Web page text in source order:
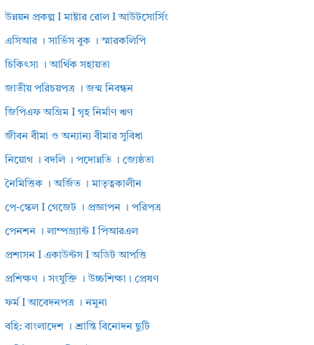
উন্নয়ন প্রকল্প I মাষ্টার রোল I আউটসোর্সিং
এসিআর । সার্ভিস বুক । স্মারকলিপি
চিকিৎসা । আর্থিক সহায়তা
জাতীয় পরিচয়পত্র । জন্ম নিবন্ধন
জিপিএফ অগ্রিম I গৃহ নির্মাণ ঋণ
জীবন বীমা ও অন্যান্য বীমার সুবিধা
নিয়োগ । বদলি । পদোন্নতি । জ্যেষ্ঠতা
নৈমিত্তিক । অর্জিত । মাতৃত্বকালীন
পে-স্কেল I গেজেট । প্রজ্ঞাপন । পরিপত্র
পেনশন । লাম্পগ্র্যান্ট I পিআরএল
প্রশাসন I একাউন্টস I অডিট আপত্তি
প্রশিক্ষণ । সংযুক্তি । উচ্চশিক্ষা। প্রেষণ
ফর্ম I আবেদনপত্র । নমুনা
বহি: বাংলাদেশ । শ্রান্তি বিনোদন ছুটি